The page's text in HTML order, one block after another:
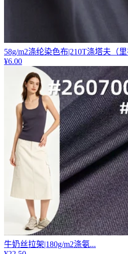
58g/m2涤纶染色布|210T涤塔夫（
¥6.00
牛奶丝拉架|180g/m2涤氨...